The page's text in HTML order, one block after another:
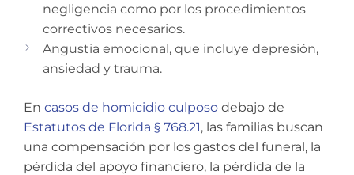
negligencia como por los procedimientos
correctivos necesarios.
Angustia emocional, que incluye depresión,
ansiedad y trauma.
En casos de homicidio culposo debajo de
Estatutos de Florida § 768.21, las familias buscan
una compensación por los gastos del funeral, la
pérdida del apoyo financiero, la pérdida de la